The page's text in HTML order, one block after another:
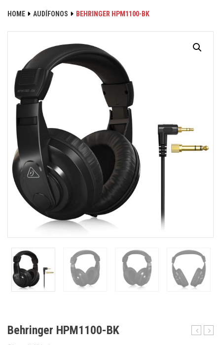
HOME AUDÍFONOS BEHRINGER HPM1100-BK
Behringer HPM1100-BK